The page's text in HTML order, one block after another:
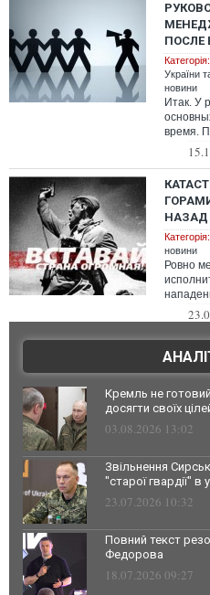
ПОСЛЕ
Категорія:
України
новини
Итак. У
время.
что
НАЗАД
Категорія:
новини
Ровно
в по...
Кремль не
досягти своїх
03.08.2026 13:02
Звільнення
"старої гвардії" в
23.07.2026 10:32
Повний текст
Федорова
18.07.2026 09:27